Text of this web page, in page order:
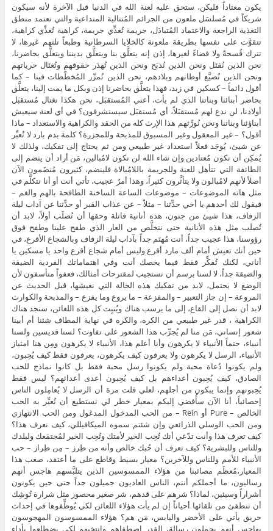
يكون معتاداً فليكن، ستحق عليه لعنة الله في الدنيا قبل الآخرة لأنه سيكون
شريكاً في مُسلسَل ملعون من الجرائم المُتتالية المتداعية والتي تعتمد منطق
التغذية الراجعة والاعتماد المُتبادَل، جريمة تُغذِّي جريمة، كراهية تُغذِّي كراهية،
تتقوَّت على نفسها بطريقة ملعونة كالخلايا السرطانية وطبعاً تلتهم غيرها، لا
تترك فُسحةً ولا فضاءً لغيرها، إذن إنه يتعلَّق بنا ويتعلَّق بديننا ويتعلَّق بحاضرنا،
نحن الذين نُقتَل ونحن الذين نُذبَح ونحن الذين تُهدَر حقوقهم وتُغتَال حرياتهم
ونحن الذين تُضيَّع أوطانهم وبلادهم، نحن الذين نُمرِّر المُخطَّطات فينا – كما
أقول دائماً – كسكين في زبد، فهذا يتعلَّق بحاضرنا إذن وبكل ما يمت إلينا، يتعلَّق
بحاضر أبنائنا وبناتنا الذي لم يأت، أعني المُستقبَل، نحن هكذا نغتال مُستقبَل
أولادنا، لن ندع لهم مُستقبَلاً، أي مُستقبَل سيستشرفون؟ في أي لعنة سيعيش
أبناؤئنا وبناتنا ونحن نُورِّثهم هذا الإرث كله من الحقد والكراهية والاستعداد – ماذا
أقول؟ – غير المعقول وغير المسبوق للمذبحة وللمجزرة؟ كلمة بدم بارد لا تُعبِّر
عن شيئ، يُوجَد فعلاً استعداد غير طبيعي ومن ثم يحتاج إلى تفكيك، ولذلك لا
يُمكِن أن نكون مُعتادين وإن شاء الله لن نكون لامُبالين، مَن أراد أن ينضم إلى
الطائفة التي تتأهل للعنة وللجريمة باللامُبالاة فلينضم، كثيرون مُنضَمون الآن
أصلاً لأنهم لامُبالون ولا يتأثَّرون كثيراً، وهذا أمرٌ عجيب، تأتي أنت أو أنا نتكلَّم في
مثل هاته الموضوعات – موضوعات الساعة الساخنة الطافحة بالهم والغم –
فيقول لك أحدهم يا أخي حدِّثنا – مثلاً – عن عذاب القبر أو حدِّثنا عن آداب ليلة
الزفاف، هذا شيئ من جنون، هذه أنانية قاتلة وحقها أن تُصلَب أولاً، لابد أن
تُصلَب مثل هذه الأنانية حتى نتخلَّص من العار الذي طفح علينا وطفح فوق
رؤوسنا، هذا عجيب جداً، أنت مُهتَم جداً بآداب ليلة الزفاف وبالشجاع الأقرع، في
حين أنك تعيش أمام ألف مارد أقرع وليس أمام شجاع أقرع واحد يا مسكين يا
أناني، لكنك تُفكِّر فقط فيما يخصك أنت وفي اهتماماتك الفردية الضيقة
والضيقة جداً، لا لسنا برسم أن نستجيب لمقترحات أمثالك، فعفواً متأسفون لأن
الوضع لا يحتمل، لابد من تفكيك هذه الحالة التي نعيشها، قبل الحديث عن
المروعة – إن جاز التعبير – والمفزعة – ما يروع وما يفزع – والمذبحة والكوارث
لابد أن نصل إلى القاع، إلى ما يرسب هناك ويُنبِت كل هذه اللعائن، سنجد هناك
الكراهية ، قدر غير طبيعي من الكره، والكره في نهاية المطاف شئنا أم أبينا
شعور إنساني، مَن منا لم يُجرِّب هذا الشعور على تفاوت؟ لسنا قديسين ولسنا
أنبياء، حتماً الأنبياء لا يكرهون وأنا أعلم هذا، الأنبياء لا يكرهون ومِن هنا امتياز
الأنبياء، الرسل لا يكرهون ولا يعرفون كيف يكرهون، يعرفون فقط كيف يُحِبون،
ولم يكونوا دُعاة محبة ولم يكونوا رسل محبة فقط بل كانوا نماذج للحب
الصادق، كيف يُحِبون أعداءهم بل كيف يُحِبون أعدى أعدائهم؟ ليس فقط
يُحِبونهم وإنما يبكون من أجلهم، لعلي قلت مرة أن الرسل لا يُعامِلون الناس
إحصائياً، أنا الآن سأُفضي إليكم بمعيار خطر لي نستطيع أن نُعيِّر به الحب
الخالص – Pure أو Rein – من الحب المدخول المدغول ومن الحب الانتهازي
ومن الحب الوسلي الذرائعي وإن شئتم سموه الميكافيللي، كيف نعرف هذا؟
كيف تعرف هذا وأنت تدّعي أنك تُحِب الخير لأمتك وتُحِب الخير لمُجتمَعك ولبلدك
وللناس وللبشرية؟ كيف تعرف أن حُبك خالص وأنه من طِرز – مِن طِراز – حب
الأنبياء للأمم وللناس وللآخرين؟ معيار بسيط وقاطع على ما أعتقد، صعب هذا
المعيار،مُعظَم مصائبنا من هؤلاء الممسوسين الذين يتلبَّسهم هاجس أنهم
رساليون، ما أجملكم أنتم، الناس العاديون جميلون جداً حتى حين يكونون
أشراراً وسيئين، لماذا؟ شرهم على قدهم، شر صغير محصور مثل شرارة تُوشِك
أن تنطفئ من تلقائها أحياناً إن لم يأت هؤلاء اللعائن لكي يُوظِّفوها في إحداث
حريق يأتي على الأخضر واليابس، مَن هم؟ هؤلاء الممسوسون المهجوسون
بهاجس أنهم يحملون رسالة، القدر اصطفاهم وانتخبهم لكي يضطلعوا بأداء